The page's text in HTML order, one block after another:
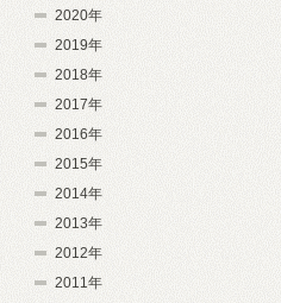
2020年
2019年
2018年
2017年
2016年
2015年
2014年
2013年
2012年
2011年